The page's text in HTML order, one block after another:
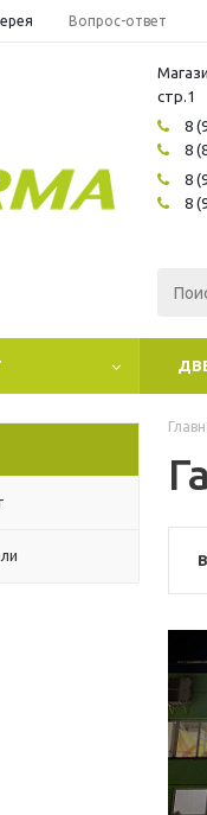
Вопрос-ответ
стр.1
8
8
8
8